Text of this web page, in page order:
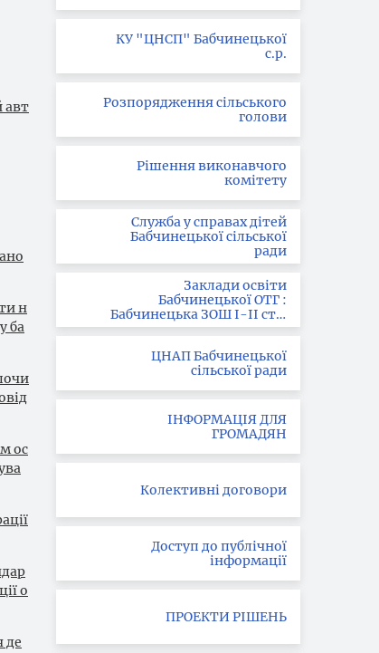
авт
н
ба
ос
о
де
КУ "ЦНСП" Бабчинецької
с.р.
Розпорядження сільського
голови
Рішення виконавчого
комітету
Служба у справах дітей
Бабчинецької сільської
ради
Заклади освіти
Бабчинецької ОТГ :
Бабчинецька ЗОШ І-ІІ ст. ;
Вила-Ярузька ЗОШ І-ІІІ
ЦНАП Бабчинецької
сільської ради
ІНФОРМАЦІЯ ДЛЯ
ГРОМАДЯН
Колективні договори
Доступ до публічної
інформації
ПРОЕКТИ РІШЕНЬ